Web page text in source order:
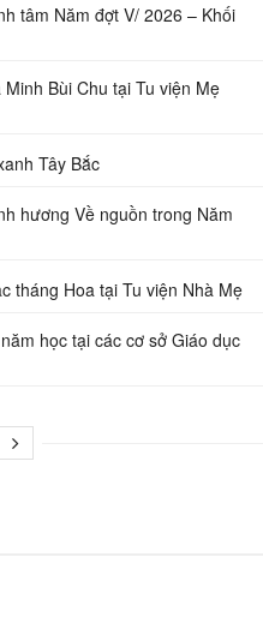
tâm Năm đợt V/ 2026 – Khối
Bùi Chu tại Tu viện Mẹ
Tây Bắc
hương Về nguồn trong Năm
tháng Hoa tại Tu viện Nhà Mẹ
học tại các cơ sở Giáo dục